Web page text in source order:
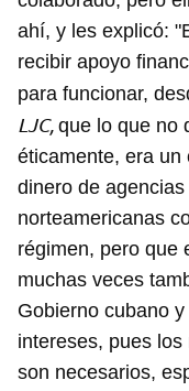
ahí, y les explicó:
recibir apoyo
para funcionar,
LJC, que lo que no
éticamente, era un
dinero de
norteamericanas
régimen, pero que
muchas veces
Gobierno cubano
intereses, pues
son necesarios,